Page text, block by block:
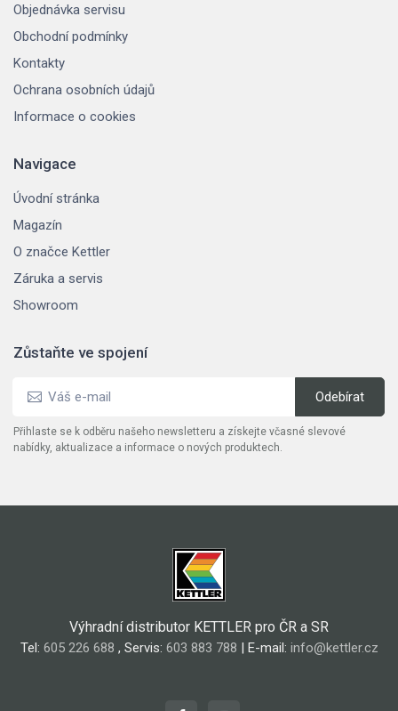
Objednávka servisu
Obchodní podmínky
Kontakty
Ochrana osobních údajů
Informace o cookies
Navigace
Úvodní stránka
Magazín
O značce Kettler
Záruka a servis
Showroom
Zůstaňte ve spojení
Přihlaste se k odběru našeho newsletteru a získejte včasné slevové
nabídky, aktualizace a informace o nových produktech.
Výhradní distributor KETTLER pro ČR a SR
Tel: 605 226 688 , Servis: 603 883 788 | E-mail: info@kettler.cz